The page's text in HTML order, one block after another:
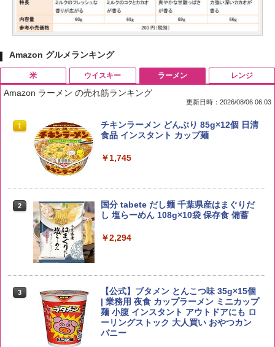
Amazon グルメランキング
米
1 by Amazon 国産ブレンド米 精米 5kg
2
野沢農産 無洗米 青い流るる コシヒカリ
5kg 長野県産 令和7年産
￥3,325
3
【在庫処分価格】ももたろう印 無洗米 5
kg 業務用 お米マイスターブレンド
￥2,680
ウイスキー
1
ブラックニッカ ニッカ Nikka ウィスキ
ー4000ml ブラックニッカクリア ウヰス
お得 4リットル
角瓶 2700ml サントリー ウイスキー ハ
イボール 大容量
角ハイボール 350ml×24本 サントリー ウ
イスキー ハイボール 缶
ラーメン
Amazon ラーメン の売れ筋ランキング
更新日時：2026/08/06 06:03
1
チキンラーメン どんぶり 85g×12個 日清
食品 インスタント カップ麺
￥1,745
2
国分 tabete だし麺 千葉県産はまぐりだ
し 塩らーめん 108g×10袋 保存食 備蓄
￥2,294
3
【公式】ブタメン とんこつ味 35g×15個
| 業務用 夜食 カップラーメン ミニカップ
麺 小腹 インスタント アウトドアにも ロ
ーリングストック 大人買い おやつカン
パニー
レンジ